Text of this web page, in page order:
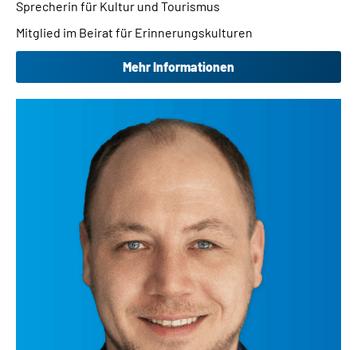
Sprecherin für Kultur und Tourismus
Mitglied im Beirat für Erinnerungskulturen
Mehr Informationen